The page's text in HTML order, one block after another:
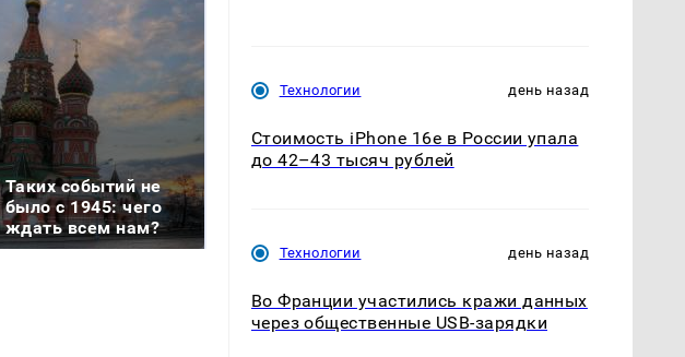
Таких событий не
было с 1945: чего
ждать всем нам?
Технологии день назад
Стоимость iPhone 16e в России упала
до 42–43 тысяч рублей
Технологии день назад
Во Франции участились кражи данных
через общественные USB-зарядки